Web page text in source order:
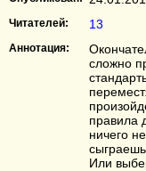
Читателей: 13
Аннотация:
сложно
правила
ничего
Или